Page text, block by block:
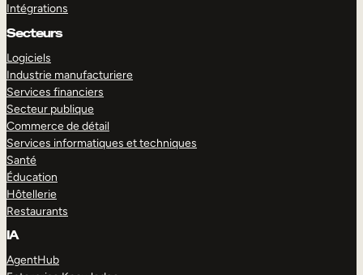
Intégrations
Secteurs
Logiciels
Industrie manufacturiere
Services financiers
Secteur publique
Commerce de détail
Services informatiques et techniques
Santé
Éducation
Hôtellerie
Restaurants
IA
AgentHub